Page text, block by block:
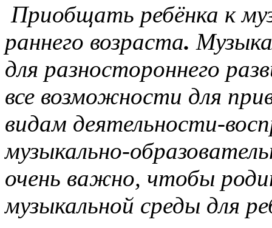
Приобщать ребёнка к
раннего возраста.
для разностороннего
все возможности для
видам деятельности-
музыкально-
очень важно, чтобы
музыкальной среды для